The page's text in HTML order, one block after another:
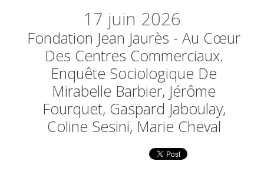
17 juin 2026
Fondation Jean Jaurès - Au Cœur
Des Centres Commerciaux.
Enquête Sociologique De
Mirabelle Barbier, Jérôme
Fourquet, Gaspard Jaboulay,
Coline Sesini, Marie Cheval